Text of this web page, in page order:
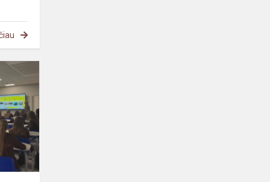
STEAM
JTK
veiklų
apžvalga